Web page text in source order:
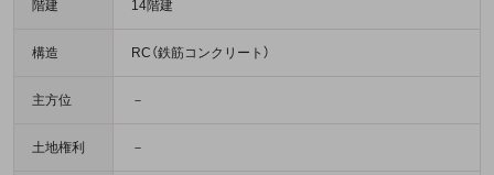
階建 14階建
構造 RC（鉄筋コンクリート）
主方位 －
土地権利 －